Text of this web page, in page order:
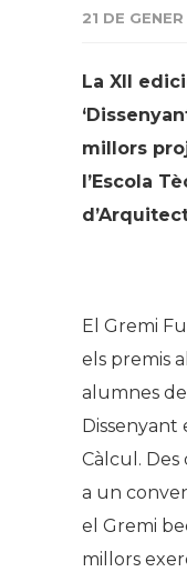
21 DE
La XII
millors
l’Escola
El Gremi
els premis
alumnes de
Dissenyant
Càlcul. Des
a un
el Gremi
millors